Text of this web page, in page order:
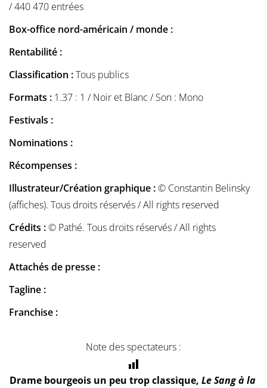
/ 440 470 entrées
Box-office nord-américain / monde :
Rentabilité :
Classification :Tous publics
Formats : 1.37 : 1 / Noir et Blanc / Son : Mono
Festivals :
Nominations :
Récompenses :
Illustrateur/Création graphique :© Constantin Belinsky
(affiches). Tous droits réservés / All rights reserved
Crédits :© Pathé. Tous droits réservés / All rights
reserved
Attachés de presse :
Tagline :
Franchise :
Note des spectateurs :
Drame bourgeois un peu trop classique, Le Sang à la